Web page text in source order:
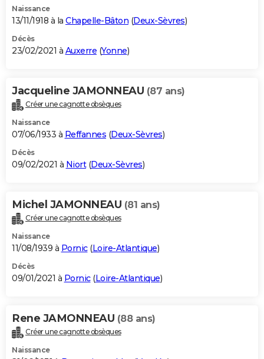
Naissance
13/11/1918 à la Chapelle-Bâton (Deux-Sèvres)
Décès
23/02/2021 à Auxerre (Yonne)
Jacqueline JAMONNEAU (87 ans)
Créer une cagnotte obsèques
Naissance
07/06/1933 à Reffannes (Deux-Sèvres)
Décès
09/02/2021 à Niort(Deux-Sèvres)
Michel JAMONNEAU (81 ans)
Créer une cagnotte obsèques
Naissance
11/08/1939 à Pornic(Loire-Atlantique)
Décès
09/01/2021 à Pornic(Loire-Atlantique)
Rene JAMONNEAU (88 ans)
Créer une cagnotte obsèques
Naissance